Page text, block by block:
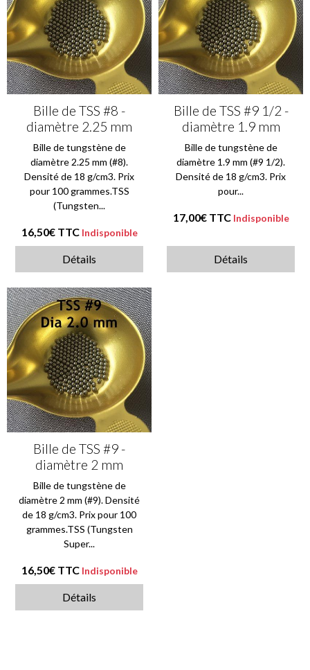
Bille de TSS #8 -
diamètre 2.25 mm
Bille de tungstène de
diamètre 2.25 mm (#8).
Densité de 18 g/cm3. Prix
pour 100 grammes.TSS
(Tungsten...
16,50€ TTC Indisponible
Détails
Bille de TSS #9 1/2 -
diamètre 1.9 mm
Bille de tungstène de
diamètre 1.9 mm (#9 1/2).
Densité de 18 g/cm3. Prix
pour...
17,00€ TTC Indisponible
Détails
Bille de TSS #9 -
diamètre 2 mm
Bille de tungstène de
diamètre 2 mm (#9). Densité
de 18 g/cm3. Prix pour 100
grammes.TSS (Tungsten
Super...
16,50€ TTC Indisponible
Détails